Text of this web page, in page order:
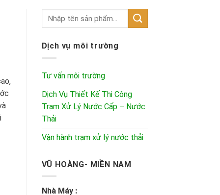
Dịch vụ môi trường
Tư vấn môi trường
Dịch Vụ Thiết Kế Thi Công
Trạm Xử Lý Nước Cấp – Nước
Thải
Vận hành trạm xử lý nước thải
VŨ HOÀNG- MIỀN NAM
Nhà Máy :